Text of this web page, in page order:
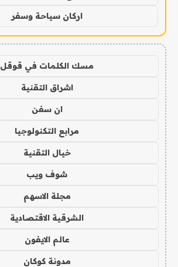
اركان سياحة وسفر
مسك الكلمات في قوقل
اشراق التقنية
ان سفن
مرابع التكنولوجيا
خيال التقنية
شوف ويب
مجلة الاسهم
الشرقية الاقتصادية
عالم الايفون
مدونة كوكان